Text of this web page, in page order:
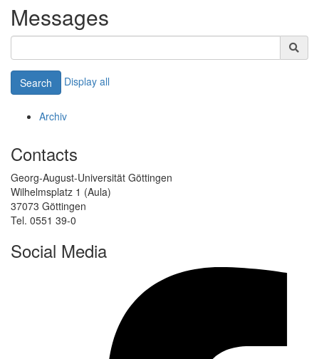
Messages
Search Display all
Archiv
Contacts
Georg-August-Universität Göttingen
Wilhelmsplatz 1 (Aula)
37073 Göttingen
Tel. 0551 39-0
Social Media